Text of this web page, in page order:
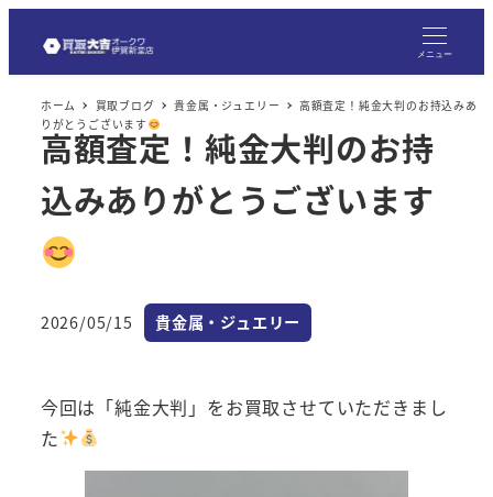
メニュー
ホーム 買取ブログ 貴金属・ジュエリー
高額査定！純金大判のお持込みあ
りがとうございます
高額査定！純金大判のお持
込みありがとうございます
投稿日
2026/05/15 カテゴリー
貴金属・ジュエリー
今回は「純金大判」をお買取させていただきまし
た